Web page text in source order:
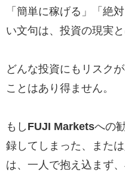
「簡単に稼げる」「絶
い文句は、投資の現実と
どんな投資にもリスク
ことはあり得ません。
もし FUJI Marketsへの
録してしまった、また
は、一人で抱え込まず